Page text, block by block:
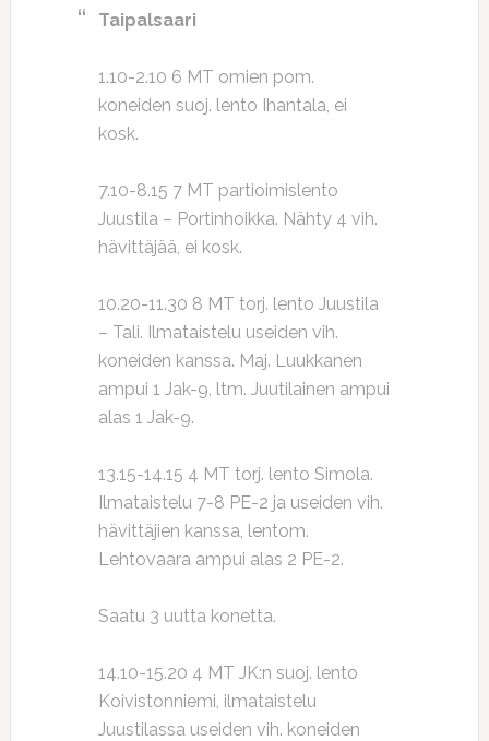
Taipalsaari
1.10-2.10 6 MT omien pom.
koneiden suoj. lento Ihantala, ei
kosk.
7.10-8.15 7 MT partioimislento
Juustila – Portinhoikka. Nähty 4 vih.
hävittäjää, ei kosk.
10.20-11.30 8 MT torj. lento Juustila
– Tali. Ilmataistelu useiden vih.
koneiden kanssa. Maj. Luukkanen
ampui 1 Jak-9, ltm. Juutilainen ampui
alas 1 Jak-9.
13.15-14.15 4 MT torj. lento Simola.
Ilmataistelu 7-8 PE-2 ja useiden vih.
hävittäjien kanssa, lentom.
Lehtovaara ampui alas 2 PE-2.
Saatu 3 uutta konetta.
14.10-15.20 4 MT JK:n suoj. lento
Koivistonniemi, ilmataistelu
Juustilassa useiden vih. koneiden